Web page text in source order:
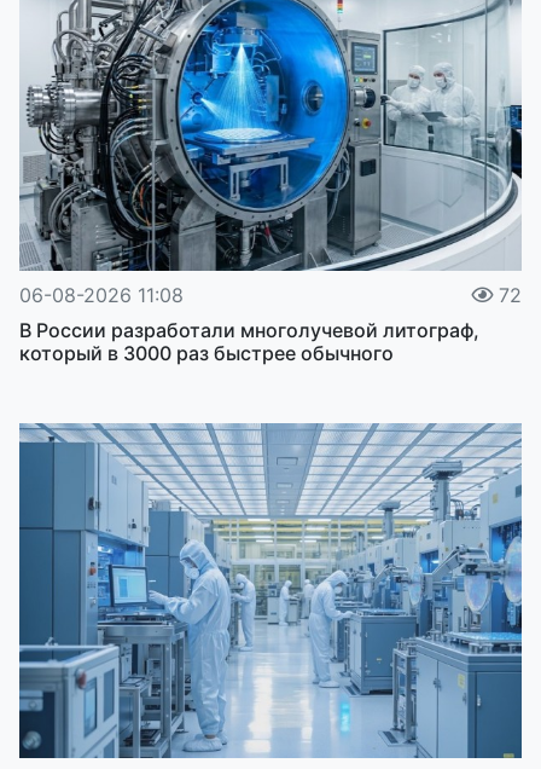
06-08-2026 11:08
72
В России разработали многолучевой литограф,
который в 3000 раз быстрее обычного